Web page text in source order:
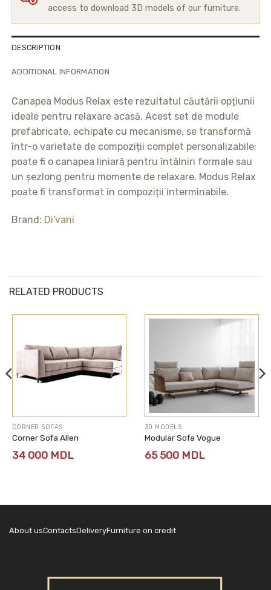
access to download 3D models of our furniture.
DESCRIPTION
ADDITIONAL INFORMATION
Canapea Modus Relax este rezultatul căutării opțiunii
ideale pentru relaxare acasă. Acest set de module
prefabricate, echipate cu mecanisme, se transformă
într-o varietate de compoziții complet personalizabile:
poate fi o canapea liniară pentru întâlniri formale sau
un șezlong pentru momente de relaxare. Modus Relax
poate fi transformat în compoziții interminabile.
Brand: Di'vani
RELATED PRODUCTS
CORNER SOFAS
Corner Sofa Allen
34 000 MDL
3D MODELS
Modular Sofa Vogue
65 500 MDL
About usContactsDeliveryFurniture on credit